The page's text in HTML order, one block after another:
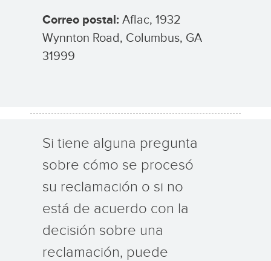
Correo postal: Aflac, 1932
Wynnton Road, Columbus, GA
31999
Si tiene alguna pregunta
sobre cómo se procesó
su reclamación o si no
está de acuerdo con la
decisión sobre una
reclamación, puede